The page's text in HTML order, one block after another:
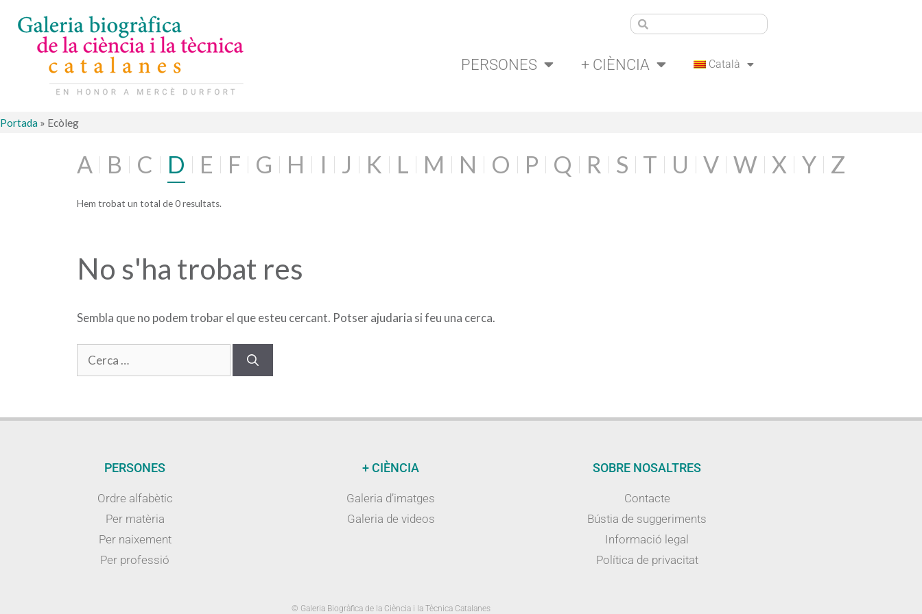
PERSONES + CIÈNCIA Català
Portada » Ecòleg
A B C D E F G H I J K L M N O P Q R S T U V W X Y Z
Hem trobat un total de 0 resultats.
No s'ha trobat res
Sembla que no podem trobar el que esteu cercant. Potser ajudaria si feu una cerca.
PERSONES
Ordre alfabètic
Per matèria
Per naixement
Per professió
+ CIÈNCIA
Galeria d’imatges
Galeria de videos
SOBRE NOSALTRES
Contacte
Bústia de suggeriments
Informació legal
Política de privacitat
© Galeria Biogràfica de la Ciència i la Tècnica Catalanes